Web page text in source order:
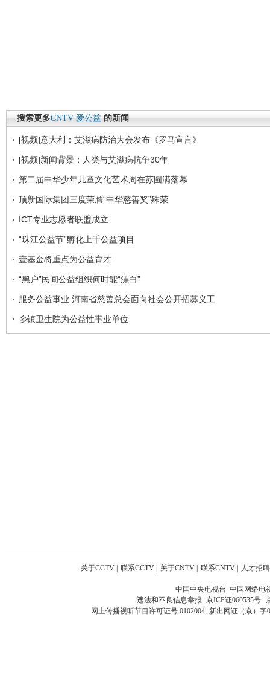
搜索更多CNTV 爱公益 的新闻
[视频]意大利：艾滋病防治大会发布《罗马宣言》
[视频]新闻背景：人类与艾滋病抗争30年
第二届中华少年儿童文化艺术周在苏圆满落幕
顶新国际集团三度荣膺“中华慈善奖”殊荣
ICT专业志愿者联盟成立
“珠江公益节”孵化上千公益项目
壹基金将重点为公益育才
“黑户”民间公益组织何时能“漂白”
服务公益事业 河南省慈善总会面向社会公开招募义工
乡镇卫生院为公益性事业单位
关于CCTV 联系CCTV 关于CNTV 联系CNTV 人才招聘
中国中央电视台 中国网络电
违法和不良信息举报 京ICP证060535号
网上传播视听节目许可证号 0102004 新出网证（京）